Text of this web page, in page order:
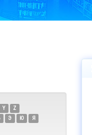
Y
Z
Э Ю Я